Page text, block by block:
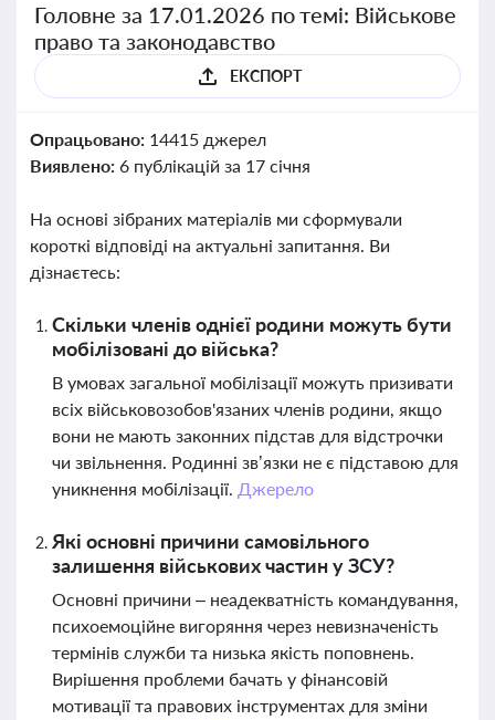
Головне за 17.01.2026 по темі: Військове
право та законодавство
ЕКСПОРТ
Опрацьовано: 14415 джерел
Виявлено: 6 публікацій за 17 січня
На основі зібраних матеріалів ми сформували
короткі відповіді на актуальні запитання. Ви
дізнаєтесь:
Скільки членів однієї родини можуть бути
мобілізовані до війська?
В умовах загальної мобілізації можуть призивати
всіх військовозобов'язаних членів родини, якщо
вони не мають законних підстав для відстрочки
чи звільнення. Родинні зв’язки не є підставою для
уникнення мобілізації. Джерело
Які основні причини самовільного
залишення військових частин у ЗСУ?
Основні причини – неадекватність командування,
психоемоційне вигоряння через невизначеність
термінів служби та низька якість поповнень.
Вирішення проблеми бачать у фінансовій
мотивації та правових інструментах для зміни